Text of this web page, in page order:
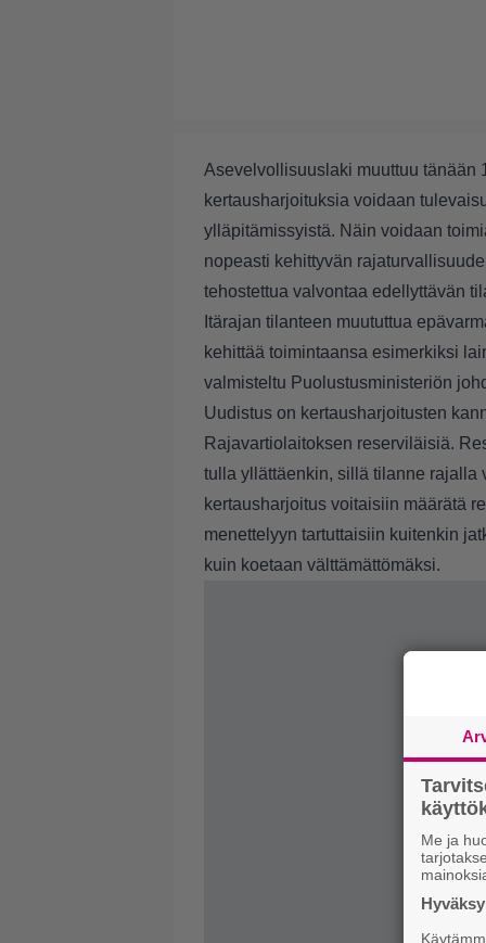
Asevelvollisuuslaki muuttuu tänään
kertausharjoituksia voidaan
ylläpitämissyistä. Näin voidaan
nopeasti kehittyvän
tehostettua valvontaa edellyttävän
Itärajan tilanteen muututtua
kehittää toimintaansa esimerkiksi
valmisteltu Puolustusministeriön
Uudistus on kertausharjoitusten
Rajavartiolaitoksen reserviläisiä.
tulla yllättäenkin, sillä tilanne rajalla
kertausharjoitus voitaisiin määrätä
menettelyyn tartuttaisiin kuitenkin
kuin koetaan välttämättömäksi.
Me ja